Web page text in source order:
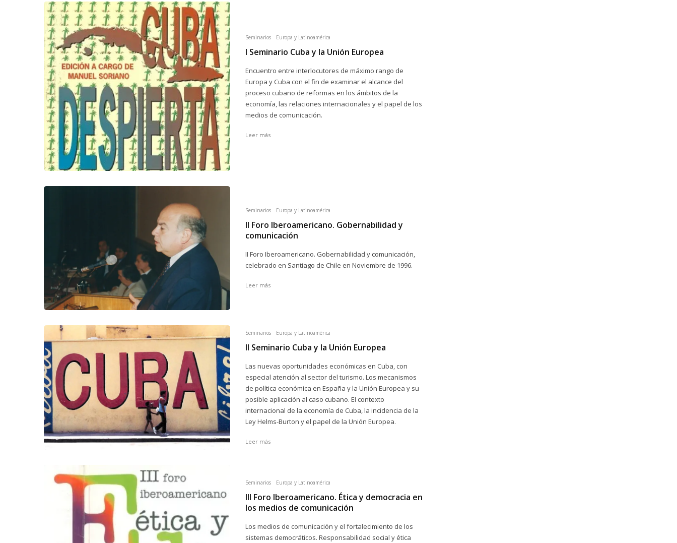
Seminarios Europa y Latinoamérica
I Seminario Cuba y la Unión Europea
Encuentro entre interlocutores de máximo rango de
Europa y Cuba con el fin de examinar el alcance del
proceso cubano de reformas en los ámbitos de la
economía, las relaciones internacionales y el papel de los
medios de comunicación.
Leer más
Seminarios Europa y Latinoamérica
II Foro Iberoamericano. Gobernabilidad y
comunicación
II Foro Iberoamericano. Gobernabilidad y comunicación,
celebrado en Santiago de Chile en Noviembre de 1996.
Leer más
Seminarios Europa y Latinoamérica
II Seminario Cuba y la Unión Europea
Las nuevas oportunidades económicas en Cuba, con
especial atención al sector del turismo. Los mecanismos
de política económica en España y la Unión Europea y su
posible aplicación al caso cubano. El contexto
internacional de la economía de Cuba, la incidencia de la
Ley Helms-Burton y el papel de la Unión Europea.
Leer más
Seminarios Europa y Latinoamérica
III Foro Iberoamericano. Ética y democracia en
los medios de comunicación
Los medios de comunicación y el fortalecimiento de los
sistemas democráticos. Responsabilidad social y ética